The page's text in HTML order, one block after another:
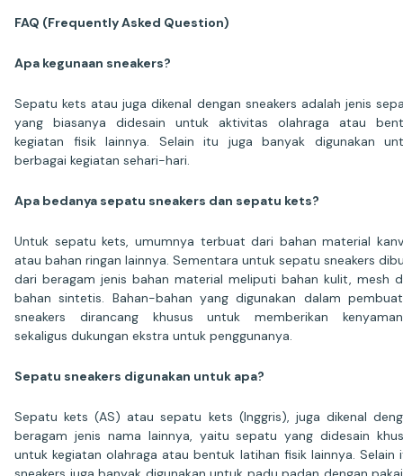
FAQ (Frequently Asked Question)
Apa kegunaan sneakers?
Sepatu kets atau juga dikenal dengan sneakers adalah jenis
yang biasanya didesain untuk aktivitas olahraga atau
kegiatan fisik lainnya. Selain itu juga banyak digunakan
berbagai kegiatan sehari-hari.
Apa bedanya sepatu sneakers dan sepatu kets?
Untuk sepatu kets, umumnya terbuat dari bahan material
atau bahan ringan lainnya. Sementara untuk sepatu sneakers
dari beragam jenis bahan material meliputi bahan kulit, mesh
bahan sintetis. Bahan-bahan yang digunakan dalam
sneakers dirancang khusus untuk memberikan
sekaligus dukungan ekstra untuk penggunanya.
Sepatu sneakers digunakan untuk apa?
Sepatu kets (AS) atau sepatu kets (Inggris), juga dikenal
beragam jenis nama lainnya, yaitu sepatu yang didesain
untuk kegiatan olahraga atau bentuk latihan fisik lainnya. Selain